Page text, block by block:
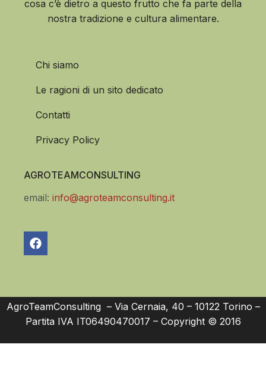
cosa c’è dietro a questo frutto che fa parte della
nostra tradizione e cultura alimentare.
Chi siamo
Le ragioni di un sito dedicato
Contatti
Privacy Policy
AGROTEAMCONSULTING
email: info@agroteamconsulting.it
AgroTeamConsulting – Via Cernaia, 40 – 10122 Torino –
Partita IVA IT06490470017 – Copyright © 2016